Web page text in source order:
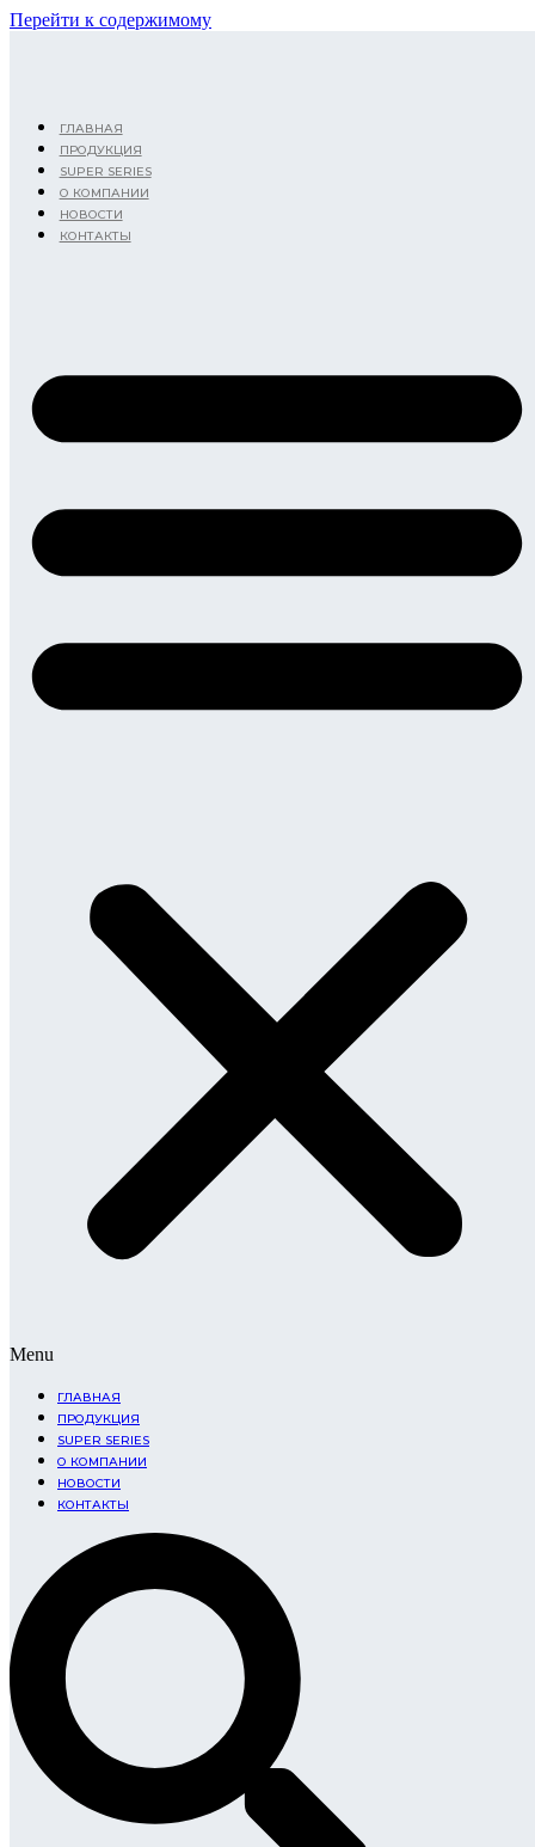
Перейти к содержимому
ГЛАВНАЯ
ПРОДУКЦИЯ
SUPER SERIES
О КОМПАНИИ
НОВОСТИ
КОНТАКТЫ
Menu
ГЛАВНАЯ
ПРОДУКЦИЯ
SUPER SERIES
О КОМПАНИИ
НОВОСТИ
КОНТАКТЫ